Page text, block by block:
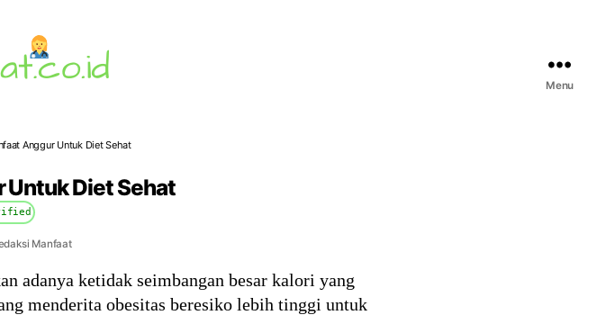
Menu
Anggur Untuk Diet Sehat
Untuk Diet Sehat
Manfaat
adanya ketidak seimbangan besar kalori yang
menderita obesitas beresiko lebih tinggi untuk